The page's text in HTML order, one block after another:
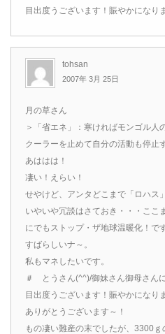
目出度うございます！賑やかになり
tohsan
2007年 3月 25日
月の草さん
＞「省エネ」：寒ければモンゴル人
クーラーを止めて自分の活動も停止
あははは！
凄い！えらい！
せやけど、アンタどこまで「ロハ
いやいや冗談はさておき・・・ここ
にでもストップ・ザ地球温暖化！で
すばらしいナ～。
私もマネしたいです。
＃ とうさん(^^)/御妹さん御母さん
目出度うございます！賑やかになり
ありがとうございます～！
もの凄い難産の末でしたが、3300